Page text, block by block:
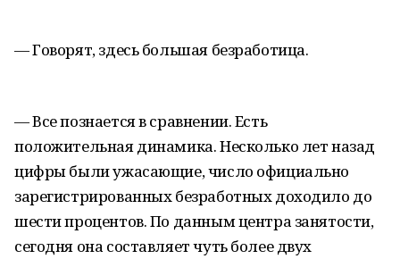
— Говорят, здесь большая безработица.
— Все познается в сравнении. Есть
положительная динамика. Несколько лет назад
цифры были ужасающие, число официально
зарегистрированных безработных доходило до
шести процентов. По данным центра занятости,
сегодня она составляет чуть более двух